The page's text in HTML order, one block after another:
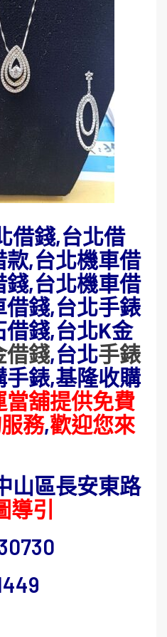
借錢,台北借
,台北機車借
,台北機車借
錢,台北手錶
錢,台北K金
借錢,台北手錶
手錶,基隆收購
當舖提供免費
務,歡迎您來
山區長安東路
導引